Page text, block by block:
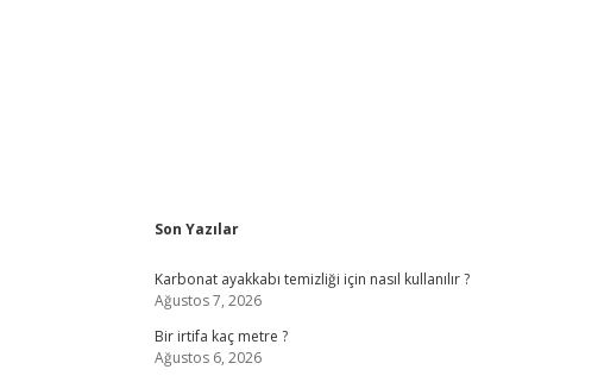
Sidebar
Son Yazılar
Karbonat ayakkabı temizliği için nasıl kullanılır ?
Ağustos 7, 2026
Bir irtifa kaç metre ?
Ağustos 6, 2026